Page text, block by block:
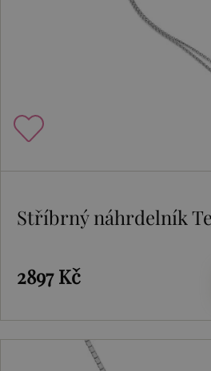
Stříbrný náhrdelník
2897 Kč